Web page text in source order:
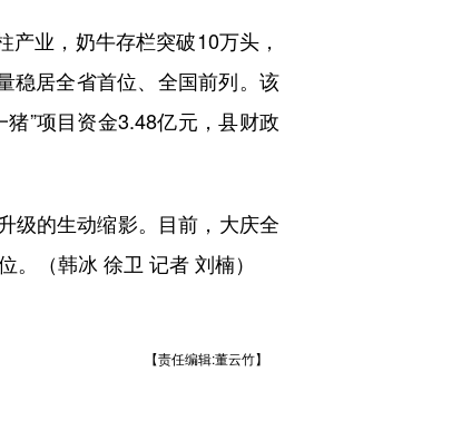
业，奶牛存栏突破10万头，
稳居全省首位、全国前列。该
”项目资金3.48亿元，县财政
的生动缩影。目前，大庆全
（韩冰 徐卫 记者 刘楠）
【责任编辑:董云竹】